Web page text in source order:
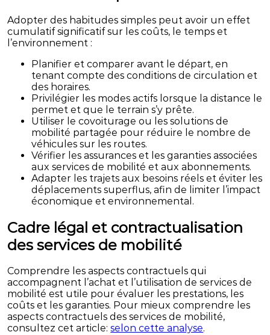
Adopter des habitudes simples peut avoir un effet
cumulatif significatif sur les coûts, le temps et
l’environnement :
Planifier et comparer avant le départ, en
tenant compte des conditions de circulation et
des horaires.
Privilégier les modes actifs lorsque la distance le
permet et que le terrain s’y prête.
Utiliser le covoiturage ou les solutions de
mobilité partagée pour réduire le nombre de
véhicules sur les routes.
Vérifier les assurances et les garanties associées
aux services de mobilité et aux abonnements.
Adapter les trajets aux besoins réels et éviter les
déplacements superflus, afin de limiter l’impact
économique et environnemental.
Cadre légal et contractualisation
des services de mobilité
Comprendre les aspects contractuels qui
accompagnent l’achat et l’utilisation de services de
mobilité est utile pour évaluer les prestations, les
coûts et les garanties. Pour mieux comprendre les
aspects contractuels des services de mobilité,
consultez cet article:selon cette analyse.